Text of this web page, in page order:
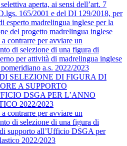
aperta, ai sensi dell’art. 7
165/2001 e del DI 129/2018, per
esperto madrelingua inglese per la
del progetto madrelingua inglese
contrarre per avviare un
di selezione di una figura di
per attività di madrelingua inglese
a.s. 2022/2023
SELEZIONE DI FIGURA DI
A SUPPORTO
DSGA PER L’ANNO
2022/2023
contrarre per avviare un
di selezione di una figura di
supporto all’Ufficio DSGA per
2022/2023